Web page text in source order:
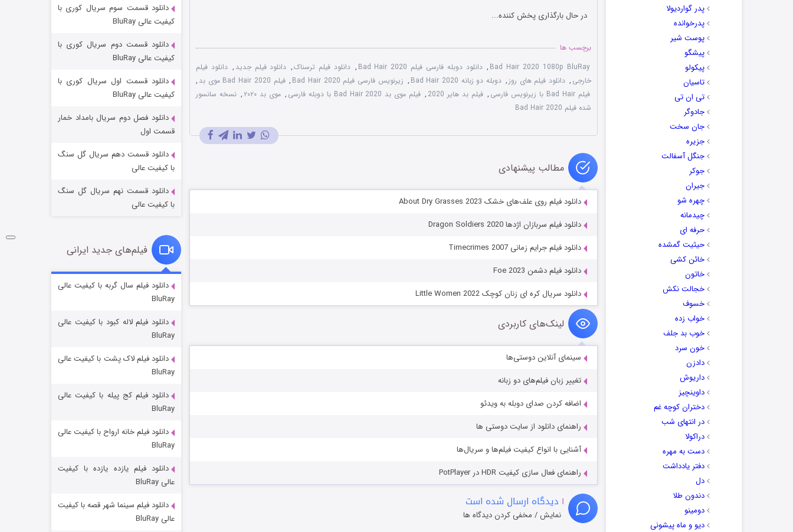
پدر گواردیولا
پدرخوانده
پوست شیر
پیشگو
پیکولو
تاسیان
تی ان تی
جادوگر
جان سخت
جزیره
جنگل آسفالت
جوکر
جیران
چهره شو
چیدمانه
حرفه ای
حیثیت گمشده
خائن کشی
خاتون
خجالت نکش
خسوف
خواب زده
خوب بد جلف
خون سرد
دادزن
داریوش
داوینچیز
دختران کوچه غم
در انتهای شب
دراکولا
دست به مهره
دفتر یادداشت
دل
دندون طلا
دومینو
دیو و ماه پیشونی
در حال بارگذاری پخش کننده...
برچسب ها
Bad Hair 2020 1080p BluRay
, دانلود دوبله فارسی فیلم Bad Hair 2020 , دانلود فیلم ترسناک, دانلود فیلم جدید , دانلود فیلم
خارجی , دانلود فیلم های روز , دوبله دو زبانه Bad Hair 2020 , زیرنویس فارسی فیلم Bad Hair 2020 , فیلم Bad Hair 2020 موی بد
,
فیلم Bad Hair با زیرنویس فارسی
, فیلم بد هایر 2020 , فیلم موی بد Bad Hair 2020 با دوبله فارسی , موی بد ۲۰۲۰ , نسخه سانسور
شده فیلم Bad Hair 2020
مطالب پیشنهادی
دانلود فیلم روی علف‌های خشک About Dry Grasses 2023
دانلود فیلم سربازان اژدها Dragon Soldiers 2020
دانلود فیلم جرایم زمانی Timecrimes 2007
دانلود فیلم دشمن Foe 2023
دانلود سریال کره ای زنان کوچک Little Women 2022
لینک‌های کاربردی
سینمای آنلاین دوستی‌ها
تغییر زبان فیلم‌های دو زبانه
اضافه کردن صدای دوبله به ویدئو
راهنمای دانلود از سایت دوستی ها
آشنایی با انواع کیفیت فیلم‌ها و سریال‌ها
راهنمای فعال سازی کیفیت HDR در PotPlayer
۱ دیدگاه ارسال شده است
نمایش / مخفی کردن دیدگاه ها
شکست استوارت در نجات جهان
قسمت ۷ (زیرنویس) منتشر شد
شوگر فصل ۲
قسمت
خاندان اژدها فصل ۳
دانلود قسمت سوم سریال کوری با
کیفیت عالی BluRay
دانلود قسمت دوم سریال کوری با
کیفیت عالی BluRay
دانلود قسمت اول سریال کوری با
کیفیت عالی BluRay
دانلود فصل دوم سریال بامداد خمار
قسمت اول
دانلود قسمت دهم سریال گل سنگ
با کیفیت عالی
دانلود قسمت نهم سریال گل سنگ
با کیفیت عالی
فیلم‌های جدید ایرانی
دانلود فیلم سال گربه با کیفیت عالی
BluRay
دانلود فیلم لاله کبود با کیفیت عالی
BluRay
دانلود فیلم لاک پشت با کیفیت عالی
BluRay
دانلود فیلم کج‌ پیله با کیفیت عالی
BluRay
دانلود فیلم خانه ارواح با کیفیت عالی
BluRay
دانلود فیلم یازده یازده با کیفیت
عالی BluRay
دانلود فیلم سینما شهر قصه با کیفیت
عالی BluRay